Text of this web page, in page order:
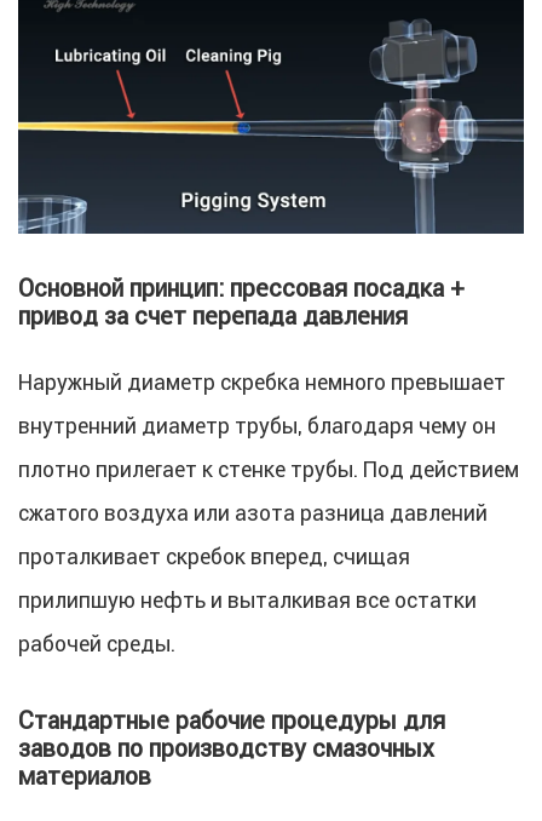
Основной принцип: прессовая посадка +
привод за счет перепада давления
Наружный диаметр скребка немного превышает
внутренний диаметр трубы, благодаря чему он
плотно прилегает к стенке трубы. Под действием
сжатого воздуха или азота разница давлений
проталкивает скребок вперед, счищая
прилипшую нефть и выталкивая все остатки
рабочей среды.
Стандартные рабочие процедуры для
заводов по производству смазочных
материалов